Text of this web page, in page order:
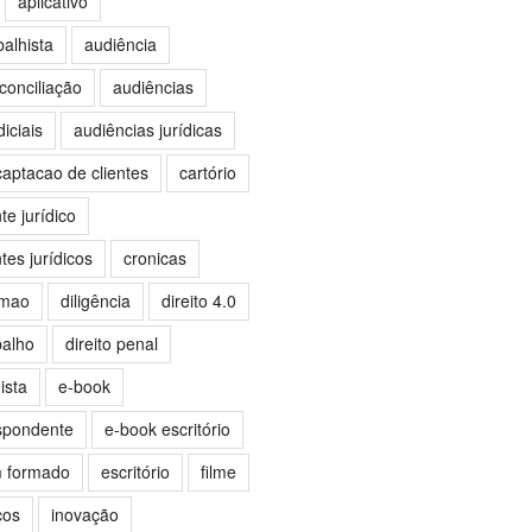
audiência
audiências
audiências jurídicas
de clientes
cartório
jurídico
jurídicos
cronicas
diligência
direito 4.0
direito penal
e-book
e-book escritório
formado
escritório
filme
inovação